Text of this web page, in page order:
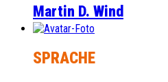
Martin D. Wind
SPRACHE